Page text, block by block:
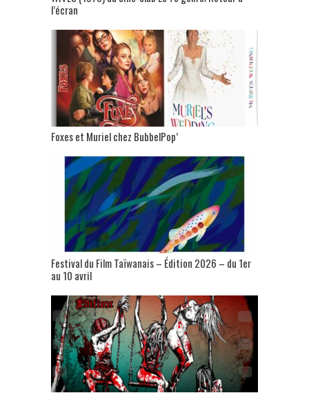
l’écran
Foxes et Muriel chez BubbelPop’
Festival du Film Taïwanais – Édition 2026 – du 1er
au 10 avril